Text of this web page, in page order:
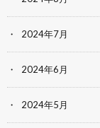
2024年7月
2024年6月
2024年5月